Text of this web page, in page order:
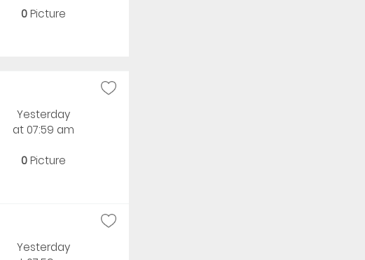
0Picture
Yesterday
at 07:59 am
0Picture
Yesterday